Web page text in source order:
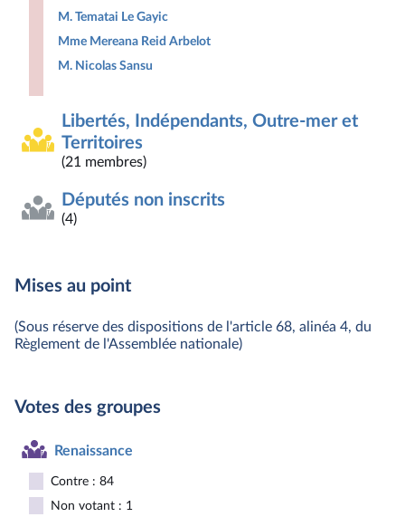
M. Tematai Le Gayic
Mme Mereana Reid Arbelot
M. Nicolas Sansu
Libertés, Indépendants, Outre-mer et
Territoires
(21 membres)
Députés non inscrits
(4)
Mises au point
(Sous réserve des dispositions de l'article 68, alinéa 4, du
Règlement de l'Assemblée nationale)
Votes des groupes
Renaissance
Contre : 84
Non votant : 1